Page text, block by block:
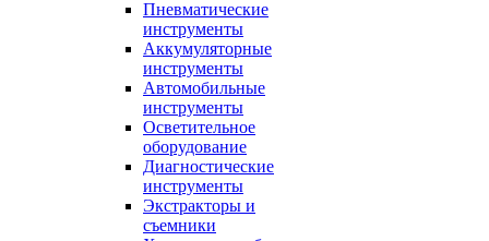
Пневматические
инструменты
Аккумуляторные
инструменты
Автомобильные
инструменты
Осветительное
оборудование
Диагностические
инструменты
Экстракторы и
съемники